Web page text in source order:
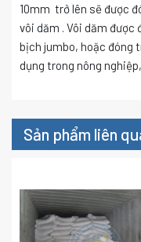
10mm trở lên sẽ được
vôi dăm . Vôi dăm được
bịch jumbo, hoặc đóng
dụng trong nông
Sản phẩm liên